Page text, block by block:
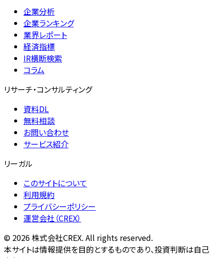
企業分析
企業ランキング
業界レポート
経済指標
IR横断検索
コラム
リサーチ・コンサルティング
資料DL
無料相談
お問い合わせ
サービス紹介
リーガル
このサイトについて
利用規約
プライバシーポリシー
運営会社（CREX）
© 2026株式会社CREX. All rights reserved.
本サイトは情報提供を目的とするものであり、投資判断は自己